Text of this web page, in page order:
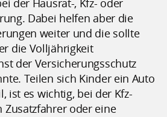
der Hausrat-, Kfz- oder
Dabei helfen aber die
weiter und die sollte
die Volljährigkeit
der Versicherungsschutz
Teilen sich Kinder ein Auto
ist es wichtig, bei der Kfz-
Zusatzfahrer oder eine